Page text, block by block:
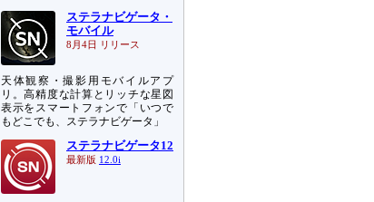
ステラナビゲータ・
モバイル
8月4日 リリース
天体観察・撮影用モバイルアプ
リ。高精度な計算とリッチな星図
表示をスマートフォンで「いつで
もどこでも、ステラナビゲータ」
ステラナビゲータ12
最新版 12.0i